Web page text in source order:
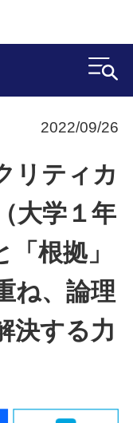
2022/09/26
リティカ
大学１年
根拠」
ね、論理
決する力